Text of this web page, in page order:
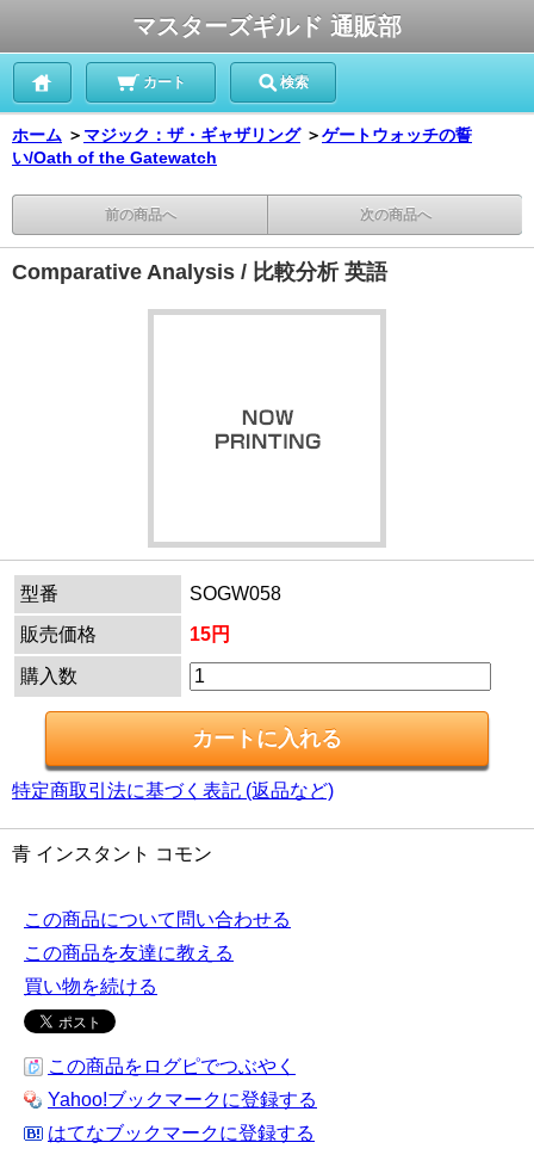
マスターズギルド 通販部
カート 検索
ホーム ＞ マジック：ザ・ギャザリング ＞ゲートウォッチの誓
い/Oath of the Gatewatch
前の商品へ 次の商品へ
Comparative Analysis / 比較分析 英語
型番
SOGW058
販売価格
15円
購入数
特定商取引法に基づく表記 (返品など)
青 インスタント コモン
この商品について問い合わせる
この商品を友達に教える
買い物を続ける
この商品をログピでつぶやく
Yahoo!ブックマークに登録する
はてなブックマークに登録する